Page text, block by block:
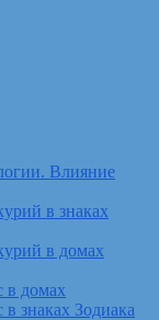
Влияние
в знаках
в домах
в домах
знаках Зодиака